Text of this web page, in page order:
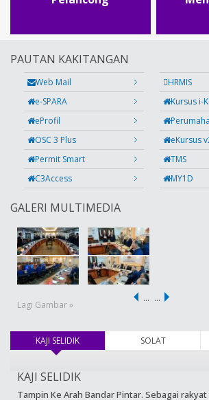
PAUTAN KAKITANGAN
Web Mail
HRMIS
e-SPARA
Kursus i-
eProfil
OSC 3 Plus
eKursus
Permit Smart
TMS
C3Access
MY1D
GALERI MULTIMEDIA
Lagi Gambar »
… …
KAJI SELIDIK(tab aktif) SOLAT
KAJI SELIDIK
Tampin Ke Arah Bandar Pintar. Sebagai